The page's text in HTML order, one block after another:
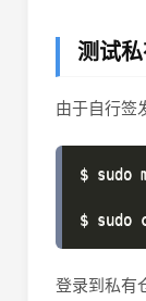
测试
由于自行签
$ sudo
登录到私有